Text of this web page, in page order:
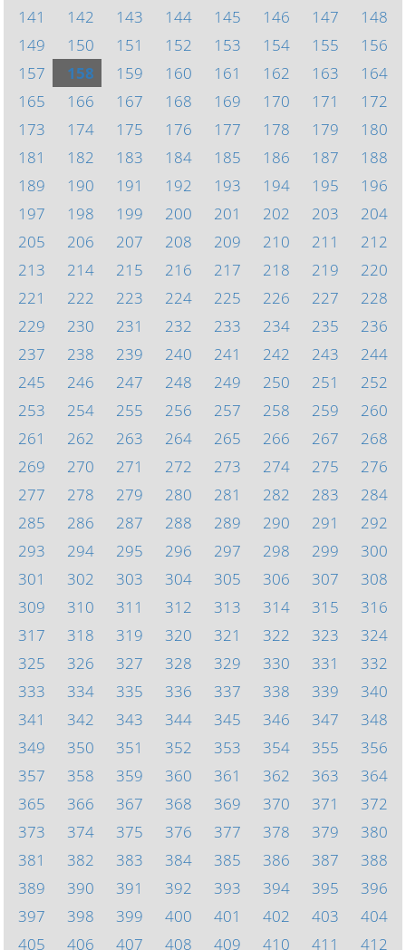
141
142 143 144 145 146 147
148
149
150 151 152 153 154 155
156
157
158 159 160 161 162 163
164
165
166 167 168 169 170 171
172
173
174 175 176 177 178 179
180
181
182 183 184 185 186 187
188
189
190 191 192 193 194 195
196
197
198 199 200 201 202 203
204
205
206 207 208 209 210 211
212
213
214 215 216 217 218 219
220
221
222 223 224 225 226 227
228
229
230 231 232 233 234 235
236
237
238 239 240 241 242 243
244
245
246 247 248 249 250 251
252
253
254 255 256 257 258 259
260
261
262 263 264 265 266 267
268
269
270 271 272 273 274 275
276
277
278 279 280 281 282 283
284
285
286 287 288 289 290 291
292
293
294 295 296 297 298 299
300
301
302 303 304 305 306 307
308
309
310 311 312 313 314 315
316
317
318 319 320 321 322 323
324
325
326 327 328 329 330 331
332
333
334 335 336 337 338 339
340
341
342 343 344 345 346 347
348
349
350 351 352 353 354 355
356
357
358 359 360 361 362 363
364
365
366 367 368 369 370 371
372
373
374 375 376 377 378 379
380
381
382 383 384 385 386 387
388
389
390 391 392 393 394 395
396
397
398 399 400 401 402 403
404
405
406 407 408 409 410 411 412